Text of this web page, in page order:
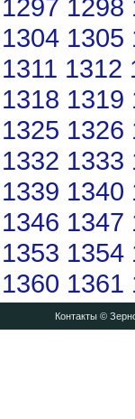
1297 1298
1304 1305
1311 1312
1318 1319
1325 1326
1332 1333
1339 1340
1346 1347
1353 1354
1360 1361
Контакты©